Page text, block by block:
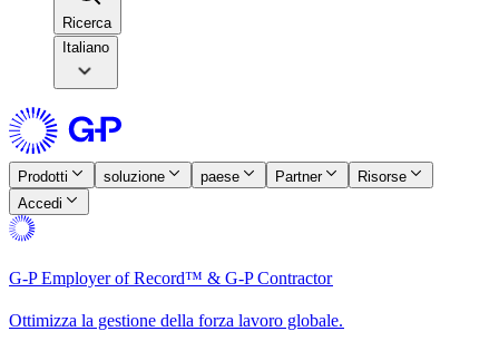
Ricerca​​
Italiano
Prodotti​​ soluzione​​ paese​​ Partner​​
Risorse​​
Accedi​​
G-P Employer of Record™ & G-P Contractor​​
Ottimizza la gestione della forza lavoro globale.​​